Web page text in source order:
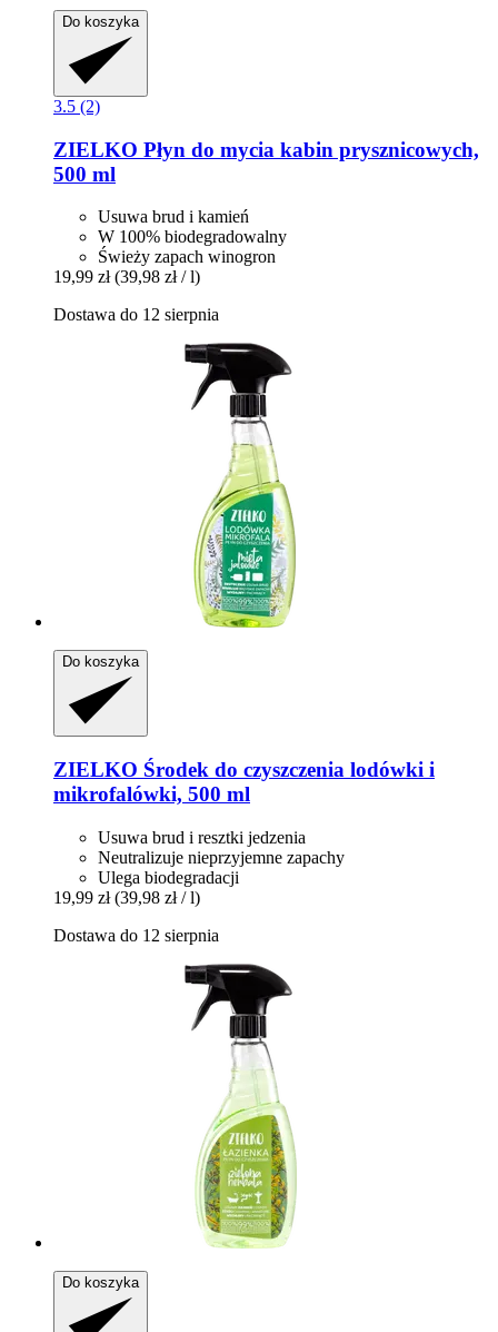
Do koszyka
3.5 (2)
ZIELKO Płyn do mycia kabin prysznicowych,
500 ml
Usuwa brud i kamień
W 100% biodegradowalny
Świeży zapach winogron
19,99 zł (39,98 zł / l)
Dostawa do 12 sierpnia
Do koszyka
ZIELKO Środek do czyszczenia lodówki i
mikrofalówki, 500 ml
Usuwa brud i resztki jedzenia
Neutralizuje nieprzyjemne zapachy
Ulega biodegradacji
19,99 zł (39,98 zł / l)
Dostawa do 12 sierpnia
Do koszyka